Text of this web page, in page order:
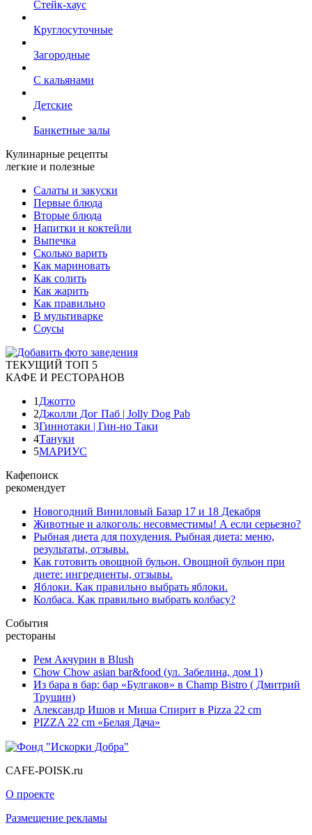
Стейк-хаус
Круглосуточные
Загородные
С кальянами
Детские
Банкетные залы
Кулинарные рецепты
легкие и полезные
Салаты и закуски
Первые блюда
Вторые блюда
Напитки и коктейли
Выпечка
Сколько варить
Как мариновать
Как солить
Как жарить
Как правильно
В мультиварке
Соусы
ТЕКУЩИЙ ТОП 5
КАФЕ И РЕСТОРАНОВ
1 Джотто
2Джолли Дог Паб | Jolly Dog Pab
3Гиннотаки | Гин-но Таки
4Тануки
5МАРИУС
Кафепоиск
рекомендует
Новогодний Виниловый Базар 17 и 18 Декабря
Животные и алкоголь: несовместимы! А если серьезно?
Рыбная диета для похудения. Рыбная диета: меню,
результаты, отзывы.
Как готовить овощной бульон. Овощной бульон при
диете: ингредиенты, отзывы.
Яблоки. Как правильно выбрать яблоки.
Колбаса. Как правильно выбрать колбасу?
События
рестораны
Рем Акчурин в Blush
Chow Chow asian bar&food (ул. Забелина, дом 1)
Из бара в бар: бар «Булгаков» в Champ Bistro ( Дмитрий
Трушин)
Александр Ишов и Миша Спирит в Pizza 22 cm
PIZZA 22 cm «Белая Дача»
CAFE-POISK.ru
О проекте
Размещение рекламы